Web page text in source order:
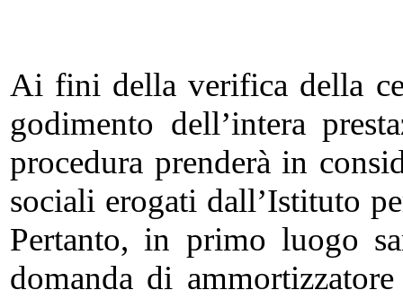
Ai fini della verifica della
godimento dell’intera
procedura prenderà in
sociali erogati dall’Istituto
Pertanto, in primo luogo
domanda di